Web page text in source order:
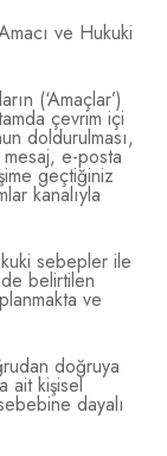
ve Hukuki
(‘Amaçlar’)
çevrim içi
doldurulması,
mesaj, e-posta
geçtiğiniz
kanalıyla
sebepler ile
belirtilen
ve
doğruya
ait kişisel
dayalı